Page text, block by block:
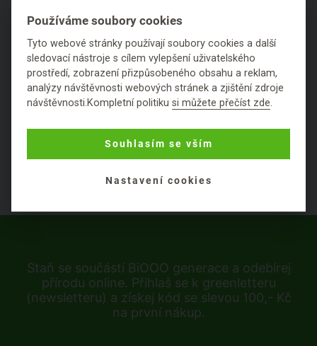
prosím jednou z následujících možností -
Hodnocení
Položit dotaz
Staň se součástí BiOOO generace a odebírej
přírodu online. Přihlaš se k greenletteru
(newsletteru) a získej kód se slevou 100,- Kč
na první nákup.
Používáme soubory cookies
Tyto webové stránky používají soubory cookies a další
sledovací nástroje s cílem vylepšení uživatelského
prostředí, zobrazení přizpůsobeného obsahu a reklam,
analýzy návštěvnosti webových stránek a zjištění zdroje
návštěvnosti.Kompletní politikusi můžete přečíst zde.
Souhlasím se vším
Nastavení cookies